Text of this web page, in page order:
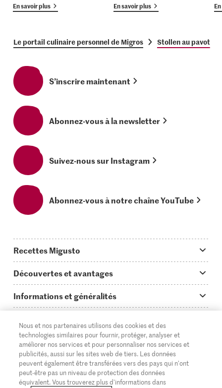
En savoir plus En savoir plus
Le portail culinaire personnel de Migros Stollen au pavot
S’inscrire maintenant
Abonnez-vous à la newsletter
Suivez-nous sur Instagram
Abonnez-vous à notre chaîne YouTube
Recettes Migusto
Idées de menus
Plats principaux
Simple & vite prêt
Apéritif
Préparations au four
Découvertes et avantages
On en parle...
Tutoriels
Glossaire des ingrédients
Login Migusto
Informations et généralités
Questions concernant Migusto
Cuisiner avec Migusto
Service clientèle & contact
Publicité
Supermarché
Migros Online
À propos de Migros
DE FR IT
Nous et nos partenaires utilisons des cookies et des
technologies similaires pour fournir, protéger, analyser et
améliorer nos services et pour personnaliser nos services et
publicités, aussi sur les sites web de tiers. Les données
peuvent également être transférées vers des pays qui n'ont
peut-être pas un niveau de protection des données
équivalent. Vous trouverez plus d'informations dans